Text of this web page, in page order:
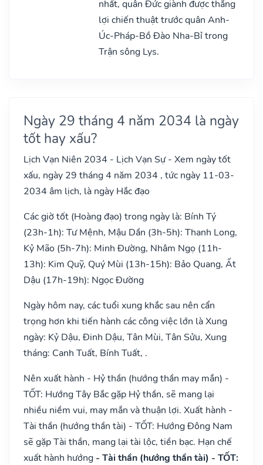
nhất, quân Đức giành được thắng
lợi chiến thuật trước quân Anh-
Úc-Pháp-Bồ Đào Nha-Bỉ trong
Trận sông Lys.
Ngày 29 tháng 4 năm 2034 là ngày
tốt hay xấu?
Lịch Vạn Niên 2034 - Lịch Vạn Sự - Xem ngày tốt
xấu, ngày 29 tháng 4 năm 2034 , tức ngày 11-03-
2034 âm lịch, là ngày Hắc đạo
Các giờ tốt (Hoàng đạo) trong ngày là: Bính Tý
(23h-1h): Tư Mệnh, Mậu Dần (3h-5h): Thanh Long,
Kỷ Mão (5h-7h): Minh Đường, Nhâm Ngọ (11h-
13h): Kim Quỹ, Quý Mùi (13h-15h): Bảo Quang, Ất
Dậu (17h-19h): Ngọc Đường
Ngày hôm nay, các tuổi xung khắc sau nên cẩn
trọng hơn khi tiến hành các công việc lớn là Xung
ngày: Kỷ Dậu, Đinh Dậu, Tân Mùi, Tân Sửu, Xung
tháng: Canh Tuất, Bính Tuất, .
Nên xuất hành - Hỷ thần (hướng thần may mắn) -
TỐT: Hướng Tây Bắc gặp Hỷ thần, sẽ mang lại
nhiều niềm vui, may mắn và thuận lợi. Xuất hành -
Tài thần (hướng thần tài) - TỐT: Hướng Đông Nam
sẽ gặp Tài thần, mang lại tài lộc, tiền bạc. Hạn chế
xuất hành hướng - Tài thần (hướng thần tài) - TỐT: